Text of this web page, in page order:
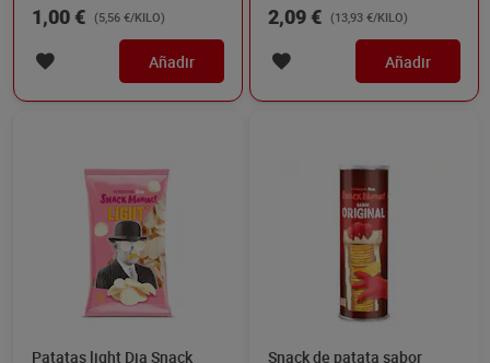
1,00 € (5,56 €/KILO)
Añadir
2,09 € (13,93 €/KILO)
Añadir
Patatas light Dia Snack
Snack de patata sabor